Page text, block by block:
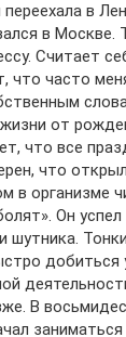
в
в Москве.
Считает
что часто
от
что все
что
в организме
Он
шутника.
добиться
В
заниматься